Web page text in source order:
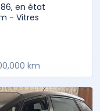
en état
- Vitres
km